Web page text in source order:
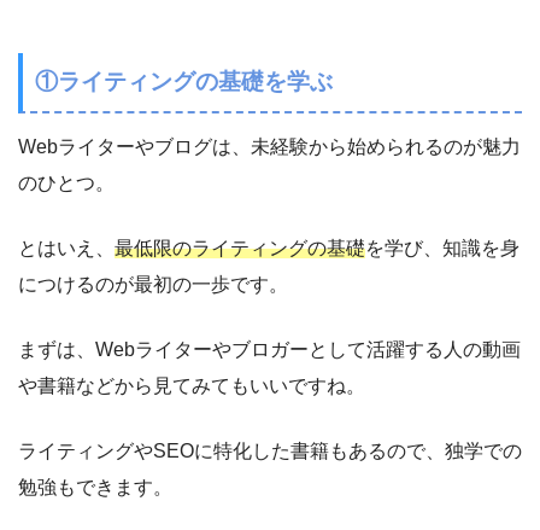
①ライティングの基礎を学ぶ
Webライターやブログは、未経験から始められるのが魅力
のひとつ。
とはいえ、 最低限のライティングの基礎を学び、知識を身
につけるのが最初の一歩です。
まずは、Webライターやブロガーとして活躍する人の動画
や書籍などから見てみてもいいですね。
ライティングやSEOに特化した書籍もあるので、独学での
勉強もできます。